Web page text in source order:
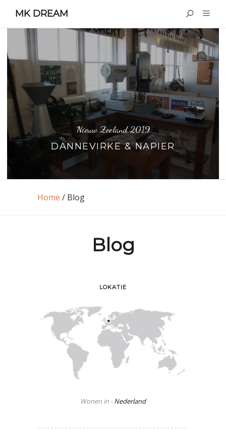
MK DREAM
Nieuw Zeeland 2019
DANNEVIRKE & NAPIER
Home / Blog
Blog
LOKATIE
Wonen in -Nederland